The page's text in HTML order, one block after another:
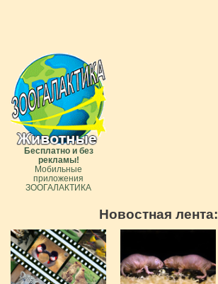
Бесплатно и без
рекламы!
Мобильные
приложения
ЗООГАЛАКТИКА
Новостная лента: